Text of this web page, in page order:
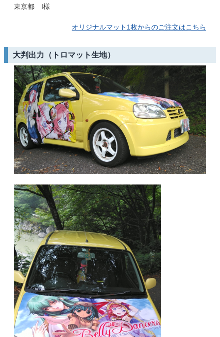
東京都 I様
オリジナルマット1枚からのご注文はこちら
大判出力（トロマット生地）